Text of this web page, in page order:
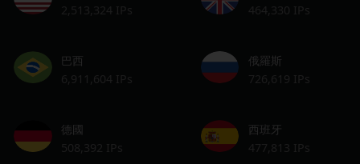
2,513,324 IPs
464,330 IPs
巴西
6,911,604 IPs
俄羅斯
726,619 IPs
德國
508,392 IPs
西班牙
477,813 IPs